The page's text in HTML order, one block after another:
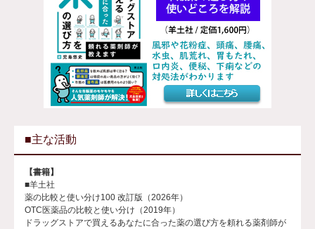
■主な活動
【書籍】
■羊土社
薬の比較と使い分け100 改訂版（2026年）
OTC医薬品の比較と使い分け（2019年）
ドラッグストアで買えるあなたに合った薬の選び方を頼れる薬剤師が